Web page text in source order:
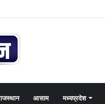
आसाम मध्यप्रदेश